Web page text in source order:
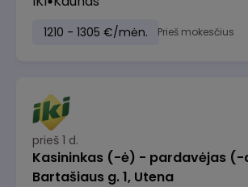
1210 - 1305 €/mėn. Prieš mokesčius
prieš 1 d.
Kasininkas (-ė) - pardavėjas (-
Bartašiaus g. 1, Utena